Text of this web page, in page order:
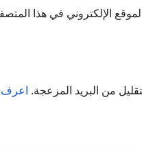
الإلكتروني في هذا
من البريد المزعجة.
اعرف